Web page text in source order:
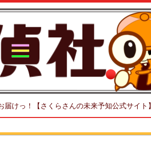
けっ！【さくらさんの未来予知公式サイト】